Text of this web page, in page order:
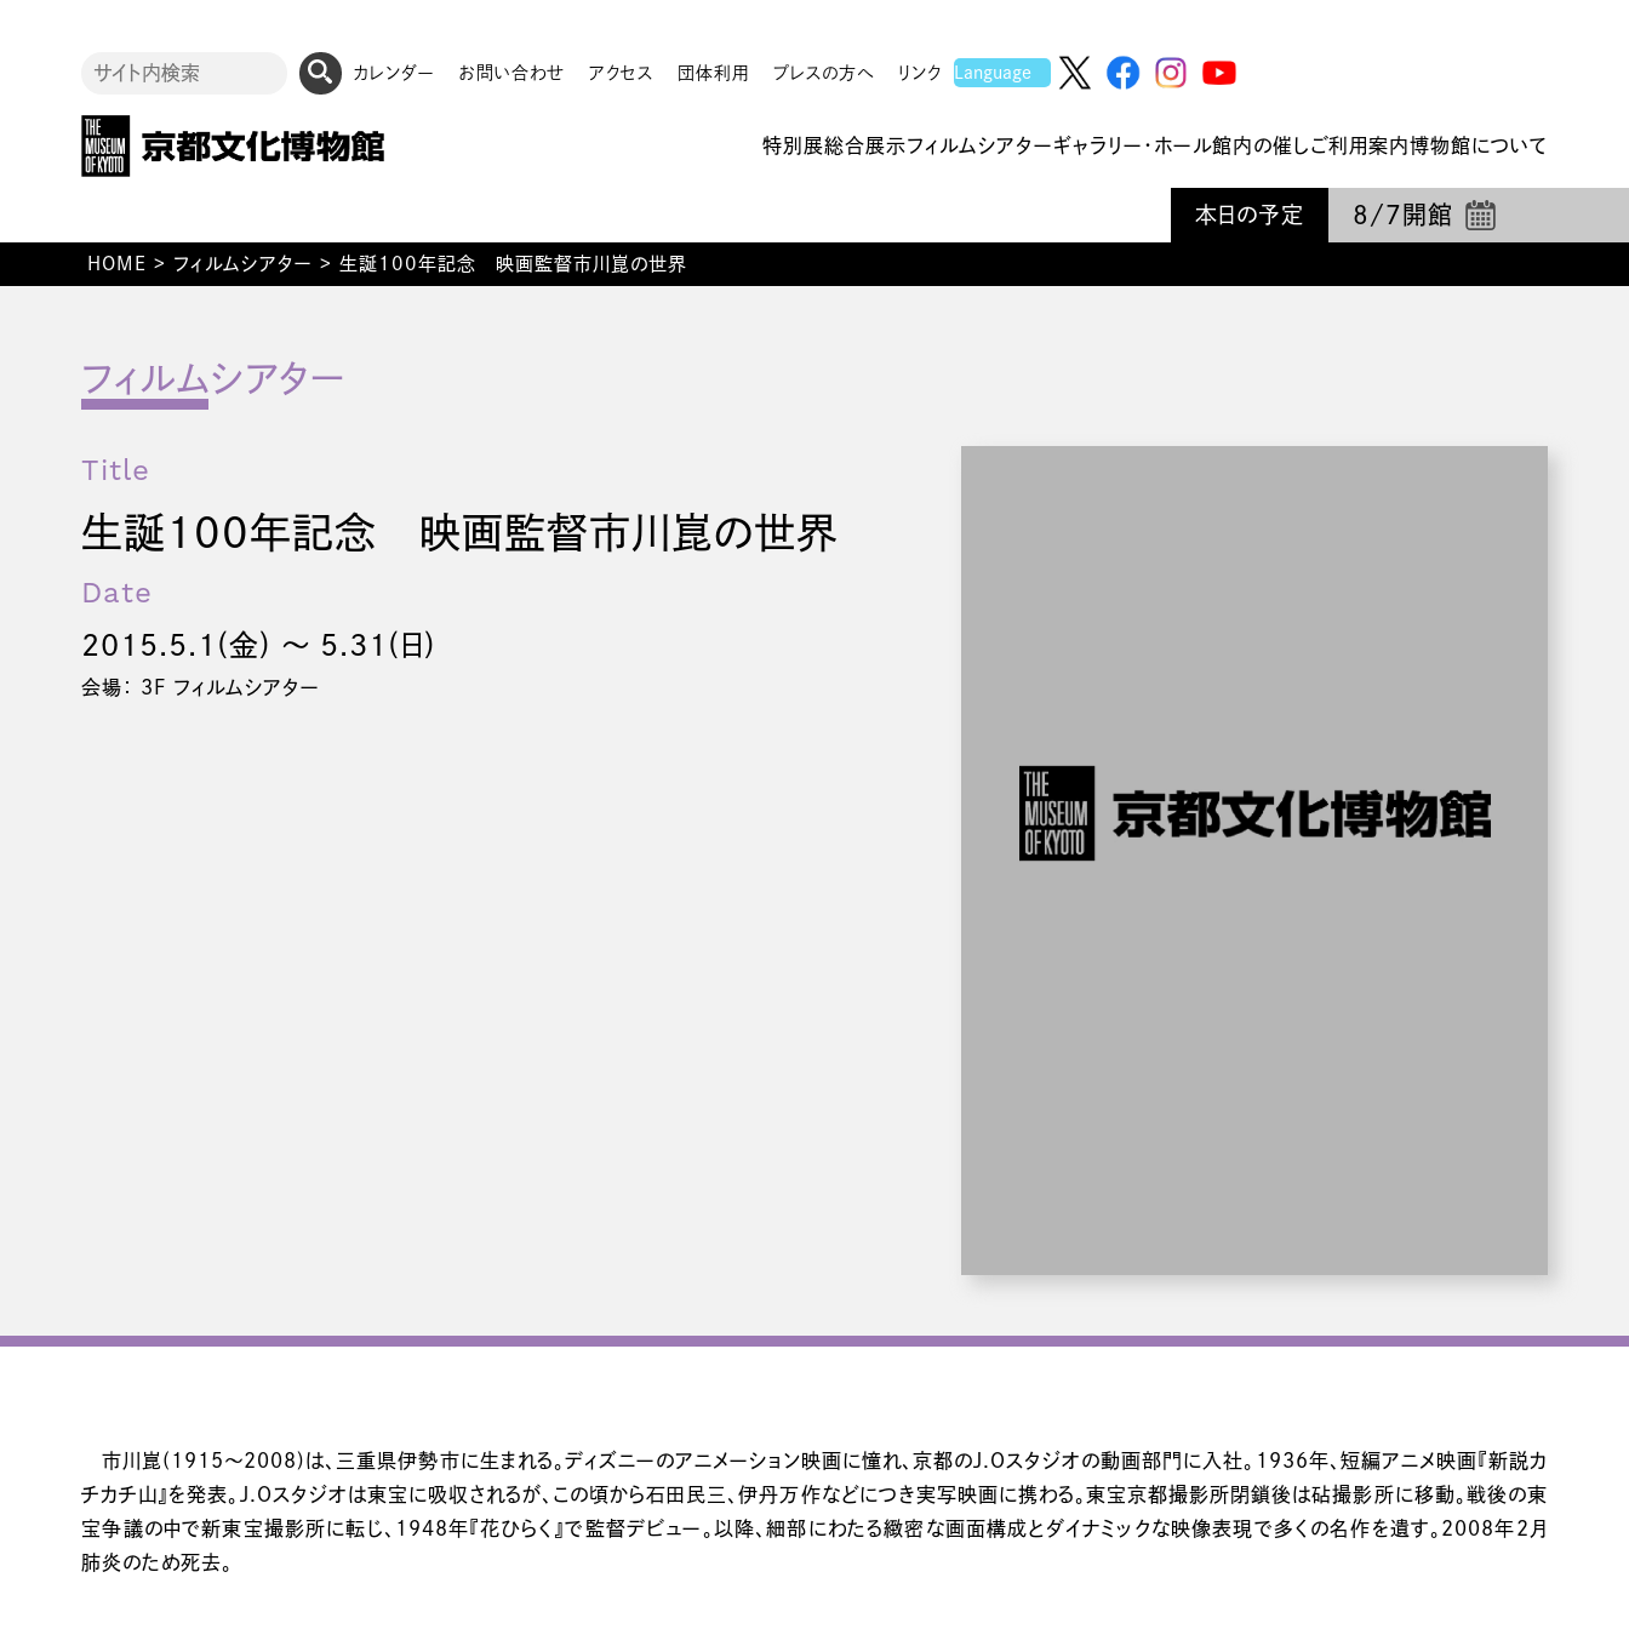
カレンダー お問い合わせ アクセス 団体利用 プレスの方へ リンク
特別展総合展示フィルムシアターギャラリー・ホール館内の催しご利用案内博物館について
本日の予定 8/7 開館
HOME > フィルムシアター > 生誕100年記念 映画監督市川崑の世界
Title
生誕100年記念 映画監督市川崑の世界
Date
2015.5.1(金) 〜 5.31(日)
会場： 3F フィルムシアター
市川崑(1915～2008)は、三重県伊勢市に生まれる。ディズニーのアニメーション映画に憧れ、京都のJ.Oスタジオの動画部門に入社。1936年、短編アニメ映画『新説カ
チカチ山』を発表。J.Oスタジオは東宝に吸収されるが、この頃から石田民三、伊丹万作などにつき実写映画に携わる。東宝京都撮影所閉鎖後は砧撮影所に移動。戦後の東
宝争議の中で新東宝撮影所に転じ、1948年『花ひらく』で監督デビュー。以降、細部にわたる緻密な画面構成とダイナミックな映像表現で多くの名作を遺す。2008年2月
肺炎のため死去。